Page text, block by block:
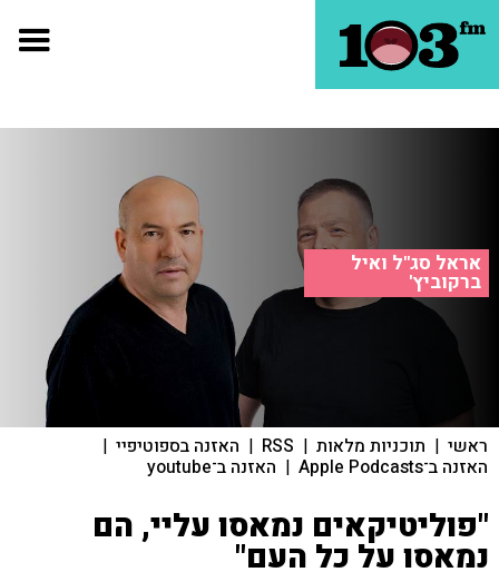
אראל סג"ל ואיל
ברקוביץ'
ראשי | תוכניות מלאות |
RSS
| האזנה בספוטיפיי |
האזנה ב־Apple Podcasts | האזנה ב־youtube
"פוליטיקאים נמאסו עליי, הם
נמאסו על כל העם"